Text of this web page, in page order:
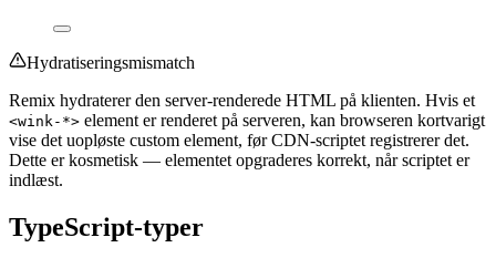
Hydratiseringsmismatch
Remix hydraterer den server-renderede HTML på klienten. Hvis et
<wink-*> element er renderet på serveren, kan browseren kortvarigt
vise det uopløste custom element, før CDN-scriptet registrerer det.
Dette er kosmetisk — elementet opgraderes korrekt, når scriptet er
indlæst.
TypeScript-typer